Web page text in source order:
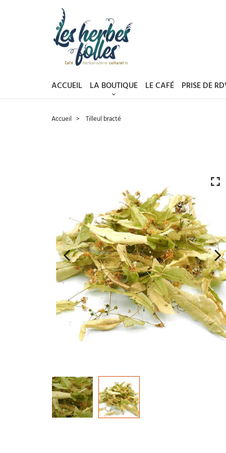
ACCUEIL LA BOUTIQUE LE CAFÉ PRISE DE
Accueil Tilleul bracté